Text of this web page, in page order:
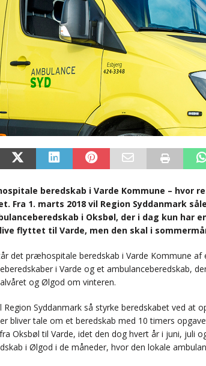
beredskab i Varde Kommune – hvor
Fra 1. marts 2018 vil Region Syddanmark
i Oksbøl, der i dag kun har
flyttet til Varde, men den skal i
det præhospitale beredskab i Varde Kommune af
i Varde og et ambulanceberedskab,
og Ølgod om vinteren.
Region Syddanmark så styrke beredskabet ved at
bliver tale om et beredskab med 10 timers
Oksbøl til Varde, idet den dog hvert år i juni, juli
i Ølgod i de måneder, hvor den lokale